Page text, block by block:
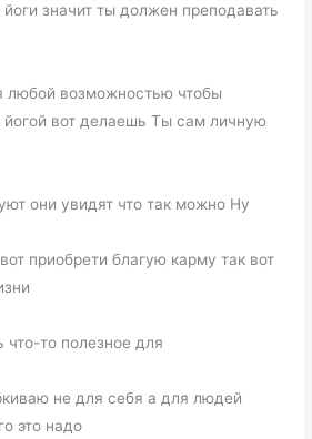
значит ты должен преподавать
любой возможностью чтобы
йогой вот делаешь Ты сам личную
они увидят что так можно Ну
приобрети благую карму так вот
что-то полезное для
не для себя а для людей
это надо